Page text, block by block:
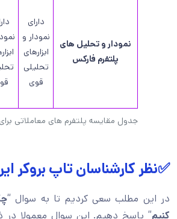
جدول مقایسه پلتفرم های معاملاتی
نمودار و تحلیل های
پلتفرم فارکس
دارای
نمودار و
ابزارهای
تحلیلی
قوی
✅نظر کارشناسان تاپ بروکر
در این مطلب سعی کردیم تا به سوال “
کنیم” پاسخ دهیم. این سوال معمولا در